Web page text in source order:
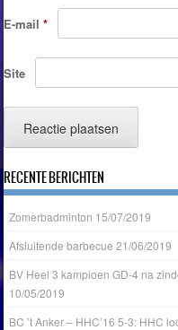
E-mail*
Site
RECENTE BERICHTEN
Zomerbadminton 15/07/2019
Afsluitende barbecue 21/06/2019
BV Heel 3 kampioen GD-4 na
10/05/2019
BC ’t Anker – HHC’16 5-3: HHC